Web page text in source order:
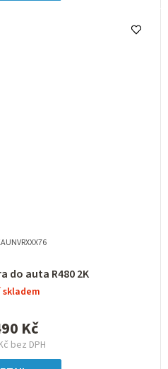
do auta R480 2K
skladem
bez DPH
Kč